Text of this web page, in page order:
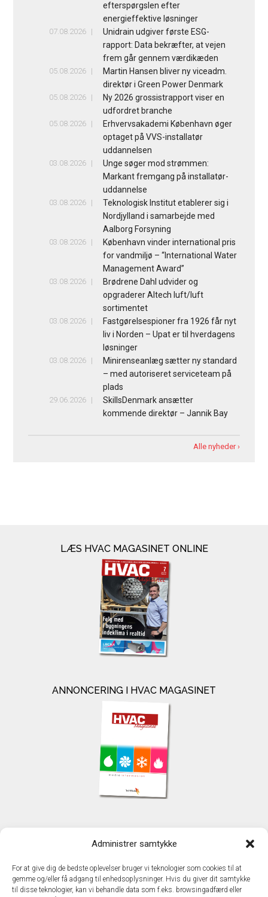
Administrer samtykke
For at give dig de bedste oplevelser bruger vi teknologier som cookies til at
gemme og/eller få adgang til enhedsoplysninger. Hvis du giver dit samtykke
til disse teknologier, kan vi behandle data som f.eks. browsingadfærd eller
efterspørgslen efter
energieffektive løsninger
07.08.2026
Unidrain udgiver første ESG-
rapport: Data bekræfter, at vejen
frem går gennem værdikæden
05.08.2026
Martin Hansen bliver ny viceadm.
direktør i Green Power Denmark
05.08.2026
Ny 2026 grossistrapport viser en
udfordret branche
05.08.2026
Erhvervsakademi København øger
optaget på VVS-installatør
uddannelsen
03.08.2026
Unge søger mod strømmen:
Markant fremgang på installatør-
uddannelse
03.08.2026
Teknologisk Institut etablerer sig i
Nordjylland i samarbejde med
Aalborg Forsyning
03.08.2026
København vinder international pris
for vandmiljø – “International Water
Management Award”
03.08.2026
Brødrene Dahl udvider og
opgraderer Altech luft/luft
sortimentet
03.08.2026
Fastgørelsespioner fra 1926 får nyt
liv i Norden – Upat er til hverdagens
løsninger
03.08.2026
Minirenseanlæg sætter ny standard
– med autoriseret serviceteam på
plads
29.06.2026
SkillsDenmark ansætter
kommende direktør – Jannik Bay
Alle nyheder ›
LÆS HVAC MAGASINET ONLINE
ANNONCERING I HVAC MAGASINET
TechMedia A/S
DK - 2600 Glostrup
www.techmedia.dk